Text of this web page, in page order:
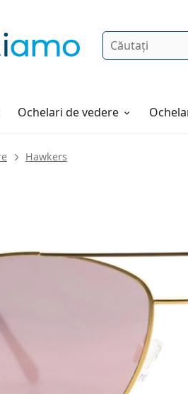
Căutare
Ochelari de vedere
Hawkers
ramei
Lățimea